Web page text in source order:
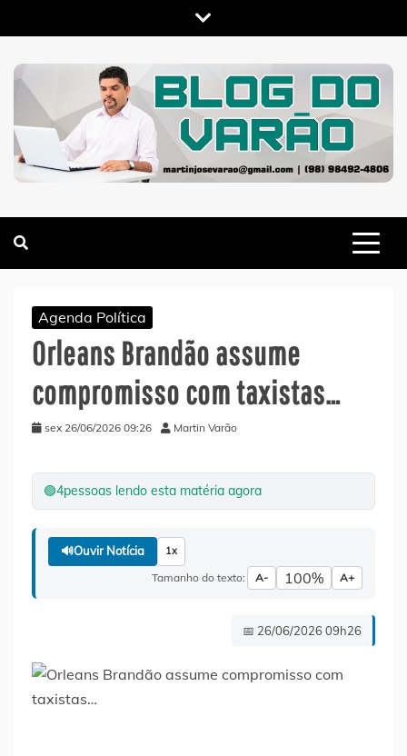
to
content
Agenda Política
Orleans Brandão assume
compromisso com taxistas…
sex 26/06/2026 09:26 Martin Varão
🟢4pessoas lendo esta matéria agora
🔊Ouvir Notícia 1x
Tamanho do texto: A- 100% A+
📅 26/06/2026 09h26